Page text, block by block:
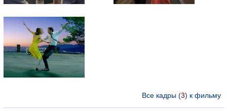
Все кадры (3) к фильму